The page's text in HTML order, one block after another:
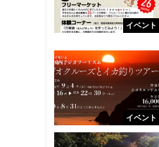
イベント
イベント